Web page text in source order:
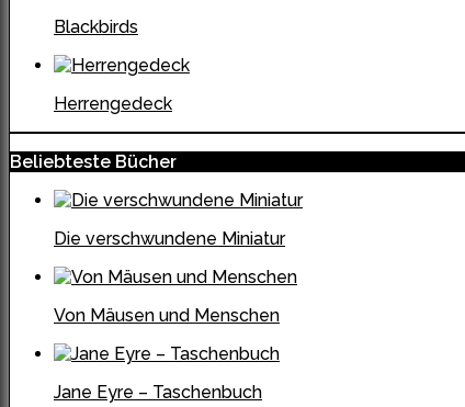
Blackbirds
Herrengedeck
Beliebteste Bücher
Die verschwundene Miniatur
Von Mäusen und Menschen
Jane Eyre – Taschenbuch